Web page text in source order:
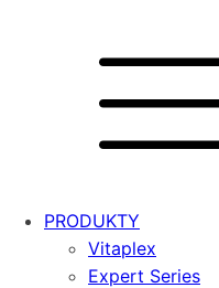
PRODUKTY
Vitaplex
Expert Series